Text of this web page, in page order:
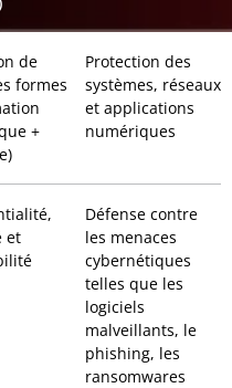
de
formes
+
Protection des
systèmes, réseaux
et applications
numériques
et
Défense contre
les menaces
cybernétiques
telles que les
logiciels
malveillants, le
phishing, les
ransomwares